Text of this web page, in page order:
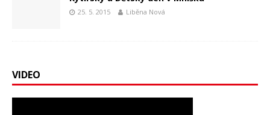
25. 5. 2015 Liběna Nová
VIDEO